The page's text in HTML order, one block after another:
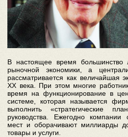
В настоящее время большинство
рыночной экономики, а
рассматривается как величайшая
XX века. При этом многие
время на функционирование в
системе, которая называется
выполнить «стратегические
руководства. Ежегодно компании
мест и оборачивают миллиарды
товары и услуги.